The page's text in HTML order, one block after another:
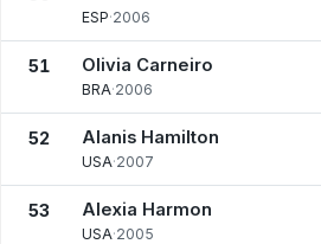
ESP·2006
51 Olivia Carneiro
BRA·2006
52 Alanis Hamilton
USA·2007
53 Alexia Harmon
USA·2005